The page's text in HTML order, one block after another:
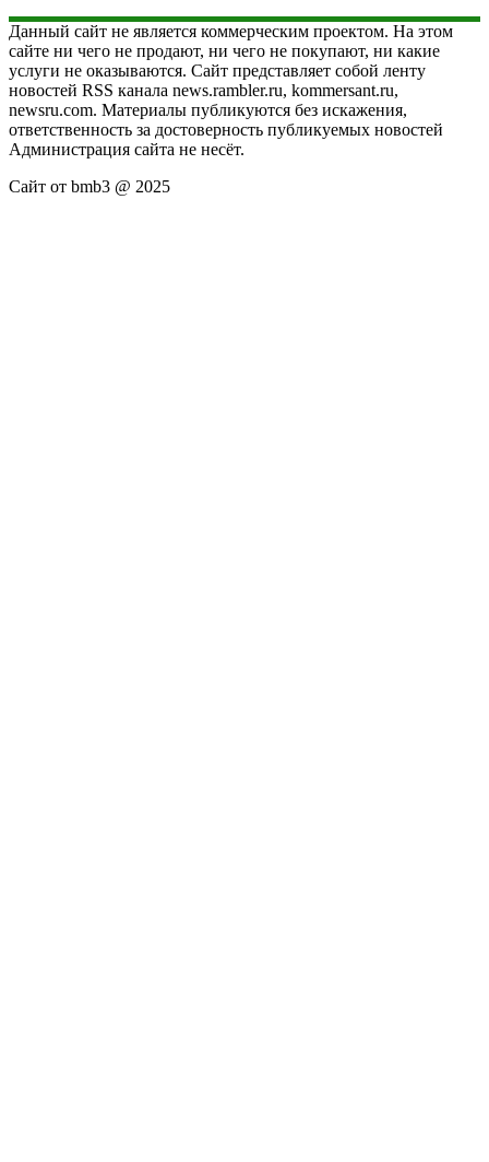
Данный сайт не является коммерческим проектом. На этом
сайте ни чего не продают, ни чего не покупают, ни какие
услуги не оказываются. Сайт представляет собой ленту
новостей RSS канала news.rambler.ru, kommersant.ru,
newsru.com. Материалы публикуются без искажения,
ответственность за достоверность публикуемых новостей
Администрация сайта не несёт.
Сайт от bmb3 @ 2025